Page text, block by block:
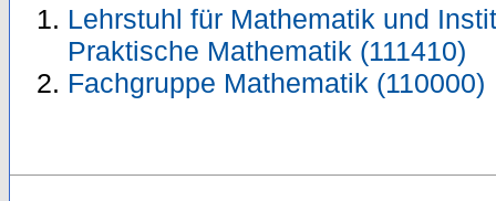
Lehrstuhl für Mathematik und
Praktische Mathematik (111410)
Fachgruppe Mathematik (110000)